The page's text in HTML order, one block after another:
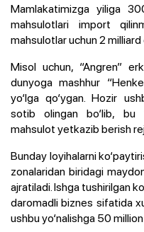
Mamlakatimizga yiliga
mahsulotlari import
mahsulotlar uchun 2
Misol uchun, “Angren”
dunyoga mashhur
yo‘lga qo‘ygan. Hozir
sotib olingan bo‘lib, bu
mahsulot yetkazib berish
Bunday loyihalarni
zonalaridan biridagi
ajratiladi. Ishga tushirilgan
daromadli biznes sifatida
ushbu yo‘nalishga 50